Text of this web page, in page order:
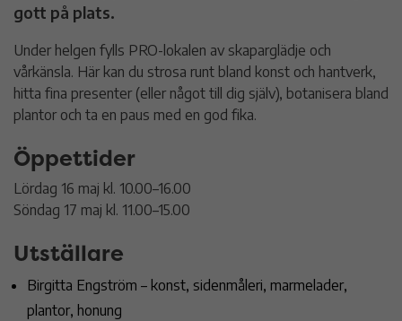
gott på plats.
Under helgen fylls PRO-lokalen av skaparglädje och
vårkänsla. Här kan du strosa runt bland konst och hantverk,
hitta fina presenter (eller något till dig själv), botanisera bland
plantor och ta en paus med en god fika.
Öppettider
Lördag 16 maj kl. 10.00–16.00
Söndag 17 maj kl. 11.00–15.00
Utställare
Birgitta Engström – konst, sidenmåleri, marmelader,
plantor, honung